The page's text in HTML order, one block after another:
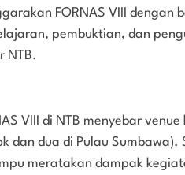
FORNAS VIII dengan
pembuktian, dan
NTB.
VIII di NTB menyebar
dan dua di Pulau
meratakan dampak